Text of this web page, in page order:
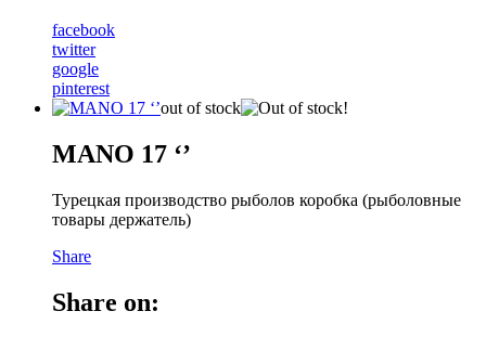
facebook
twitter
google
pinterest
out of stock
MANO 17 ‘’
Турецкая производство рыболов коробка (рыболовные
товары держатель)
Share
Share on: